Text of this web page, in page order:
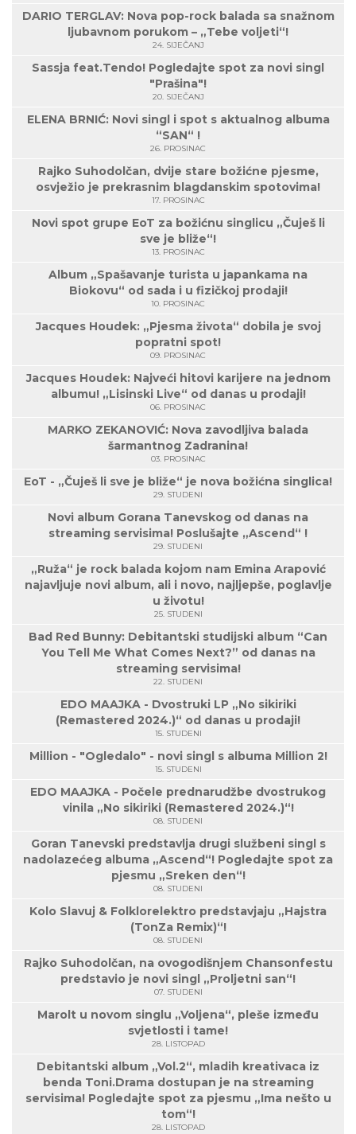
DARIO TERGLAV: Nova pop-rock balada sa snažnom
ljubavnom porukom – „Tebe voljeti“!
24. SIJEČANJ
Sassja feat.Tendo! Pogledajte spot za novi singl
"Prašina"!
20. SIJEČANJ
ELENA BRNIĆ: Novi singl i spot s aktualnog albuma
“SAN“ !
26. PROSINAC
Rajko Suhodolčan, dvije stare božićne pjesme,
osvježio je prekrasnim blagdanskim spotovima!
17. PROSINAC
Novi spot grupe EoT za božićnu singlicu „Čuješ li
sve je bliže“!
13. PROSINAC
Album „Spašavanje turista u japankama na
Biokovu“ od sada i u fizičkoj prodaji!
10. PROSINAC
Jacques Houdek: „Pjesma života“ dobila je svoj
popratni spot!
09. PROSINAC
Jacques Houdek: Najveći hitovi karijere na jednom
albumu! „Lisinski Live“ od danas u prodaji!
06. PROSINAC
MARKO ZEKANOVIĆ: Nova zavodljiva balada
šarmantnog Zadranina!
03. PROSINAC
EoT - „Čuješ li sve je bliže“ je nova božićna singlica!
29. STUDENI
Novi album Gorana Tanevskog od danas na
streaming servisima! Poslušajte „Ascend“ !
29. STUDENI
„Ruža“ je rock balada kojom nam Emina Arapović
najavljuje novi album, ali i novo, najljepše, poglavlje
u životu!
25. STUDENI
Bad Red Bunny: Debitantski studijski album “Can
You Tell Me What Comes Next?” od danas na
streaming servisima!
22. STUDENI
EDO MAAJKA - Dvostruki LP „No sikiriki
(Remastered 2024.)“ od danas u prodaji!
15. STUDENI
Million - "Ogledalo" - novi singl s albuma Million 2!
15. STUDENI
EDO MAAJKA - Počele prednarudžbe dvostrukog
vinila „No sikiriki (Remastered 2024.)“!
08. STUDENI
Goran Tanevski predstavlja drugi službeni singl s
nadolazećeg albuma „Ascend“! Pogledajte spot za
pjesmu „Sreken den“!
08. STUDENI
Kolo Slavuj & Folklorelektro predstavjaju „Hajstra
(TonZa Remix)“!
08. STUDENI
Rajko Suhodolčan, na ovogodišnjem Chansonfestu
predstavio je novi singl „Proljetni san“!
07. STUDENI
Marolt u novom singlu „Voljena“, pleše između
svjetlosti i tame!
28. LISTOPAD
Debitantski album „Vol.2“, mladih kreativaca iz
benda Toni.Drama dostupan je na streaming
servisima! Pogledajte spot za pjesmu „Ima nešto u
tom“!
28. LISTOPAD